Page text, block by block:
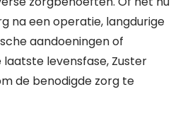
na een operatie, langdurige
aandoeningen of
levensfase, Zuster
de benodigde zorg te